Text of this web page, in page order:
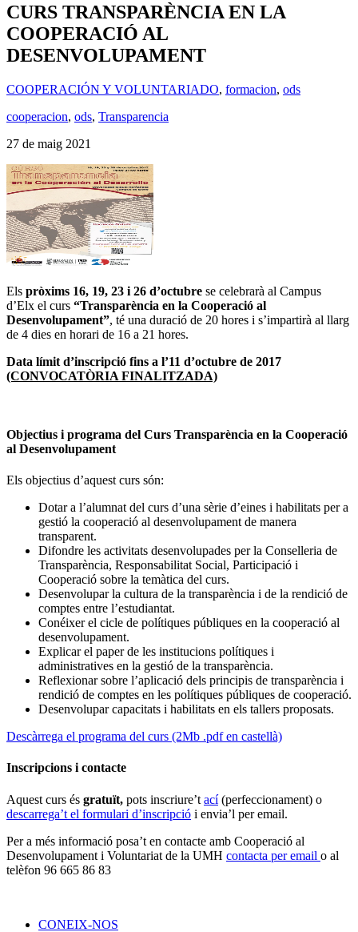
CURS TRANSPARÈNCIA EN LA
COOPERACIÓ AL
DESENVOLUPAMENT
COOPERACIÓN Y VOLUNTARIADO, formacion, ods
cooperacion, ods, Transparencia
27 de maig 2021
Els pròxims 16, 19, 23 i 26 d’octubre se celebrarà al Campus
d’Elx el curs “Transparència en la Cooperació al
Desenvolupament”, té una duració de 20 hores i s’impartirà al llarg
de 4 dies en horari de 16 a 21 hores.
Data límit d’inscripció fins a l’11 d’octubre de 2017
(CONVOCATÒRIA FINALITZADA)
Objectius i programa del Curs Transparència en la Cooperació
al Desenvolupament
Els objectius d’aquest curs són:
Dotar a l’alumnat del curs d’una sèrie d’eines i habilitats per a
gestió la cooperació al desenvolupament de manera
transparent.
Difondre les activitats desenvolupades per la Conselleria de
Transparència, Responsabilitat Social, Participació i
Cooperació sobre la temàtica del curs.
Desenvolupar la cultura de la transparència i de la rendició de
comptes entre l’estudiantat.
Conéixer el cicle de polítiques públiques en la cooperació al
desenvolupament.
Explicar el paper de les institucions polítiques i
administratives en la gestió de la transparència.
Reflexionar sobre l’aplicació dels principis de transparència i
rendició de comptes en les polítiques públiques de cooperació.
Desenvolupar capacitats i habilitats en els tallers proposats.
Descàrrega el programa del curs (2Mb .pdf en castellà)
Inscripcions i contacte
Aquest curs és gratuït, pots inscriure’t ací(perfeccionament) o
descarrega’t el formulari d’inscripció i envia’l per email.
Per a més informació posa’t en contacte amb Cooperació al
Desenvolupament i Voluntariat de la UMH contacta per email o al
telèfon 96 665 86 83
CONEIX-NOS